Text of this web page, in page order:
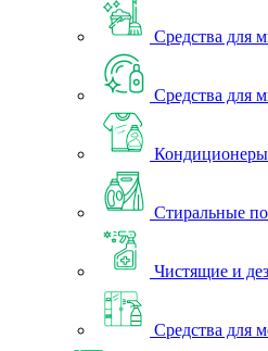
Средства для
Средства для
Кондиционеры
Стиральные
Чистящие и
Средства для